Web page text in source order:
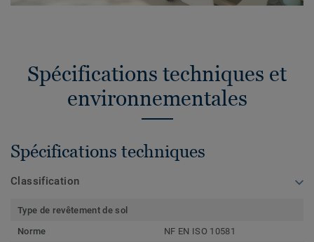
Spécifications techniques et
environnementales
Spécifications techniques
Classification
Type de revêtement de sol
Norme
NF EN ISO 10581